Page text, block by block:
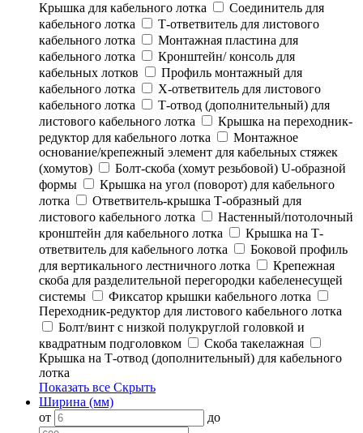
Крышка для кабельного лотка
Соединитель для
кабельного лотка
Т-ответвитель для листового
кабельного лотка
Монтажная пластина для
кабельного лотка
Кронштейн/ консоль для
кабельных лотков
Профиль монтажный для
кабельного лотка
Х-ответвитель для листового
кабельного лотка
Т-отвод (дополнительный) для
листового кабельного лотка
Крышка на переходник-
редуктор для кабельного лотка
Монтажное
основание/крепежный элемент для кабельных стяжек
(хомутов)
Болт-скоба (хомут резьбовой) U-образной
формы
Крышка на угол (поворот) для кабельного
лотка
Ответвитель-крышка Т-образный для
листового кабельного лотка
Настенный/потолочный
кронштейн для кабельного лотка
Крышка на Т-
ответвитель для кабельного лотка
Боковой профиль
для вертикального лестничного лотка
Крепежная
скоба для разделительной перегородки кабеленесущей
системы
Фиксатор крышки кабельного лотка
Переходник-редуктор для листового кабельного лотка
Болт/винт с низкой полукруглой головкой и
квадратным подголовком
Скоба такелажная
Крышка на Т-отвод (дополнительный) для кабельного
лотка
Показать все Скрыть
Ширина (мм)
от
до